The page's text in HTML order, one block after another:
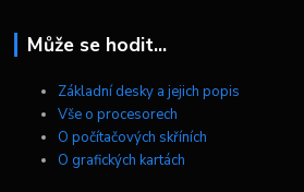
Může se hodit...
Základní desky a jejich popis
Vše o procesorech
O počítačových skříních
O grafických kartách